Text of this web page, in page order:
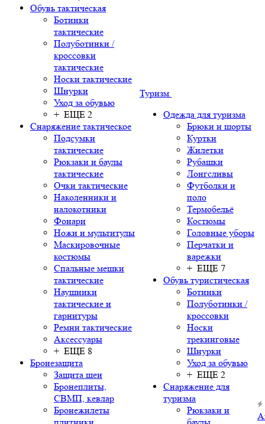
Обувь тактическая
Ботинки
тактические
Полуботинки /
кроссовки
тактические
Носки тактические
Шнурки
Уход за обувью
+ ЕЩЕ 2
Снаряжение тактическое
Подсумки
тактические
Рюкзаки и баулы
тактические
Очки тактические
Наколенники и
налокотники
Фонари
Ножи и мультитулы
Маскировочные
костюмы
Спальные мешки
тактические
Наушники
тактические и
гарнитуры
Ремни тактические
Аксессуары
+ ЕЩЕ 8
Бронезащита
Защита шеи
Бронеплиты,
СВМП, кевлар
Бронежилеты
Туризм
Одежда для туризма
Брюки и шорты
Куртки
Жилетки
Рубашки
Лонгсливы
Футболки и
поло
Термобельё
Костюмы
Головные уборы
Перчатки и
варежки
+ ЕЩЕ 7
Обувь туристическая
Ботинки
Полуботинки /
кроссовки
Носки
трекинговые
Шнурки
Уход за обувью
+ ЕЩЕ 2
Снаряжение для
туризма
Рюкзаки и